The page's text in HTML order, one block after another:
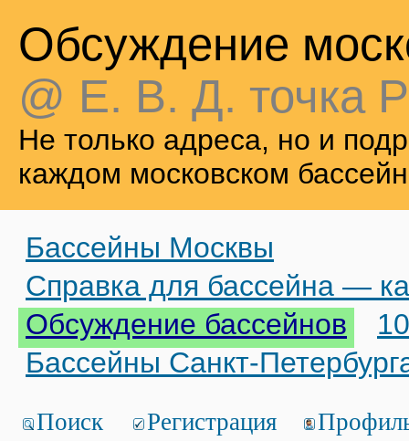
Обсуждение
@ Е. В. Д. точка
Не только адреса, но и
каждом московском
Бассейны Москвы
Справка для бассейна —
Обсуждение бассейнов
Бассейны Санкт-
Поиск Регистрация